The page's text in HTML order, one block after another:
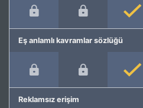
Eş anlamlı kavramlar sözlüğü
Reklamsız erişim